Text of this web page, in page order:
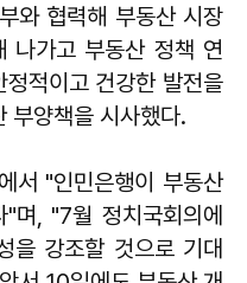
와 협력해 부동산 시장
나가고 부동산 정책 연
적이고 건강한 발전을
부양책을 시사했다.
서 "인민은행이 부동산
며, "7월 정치국회의에
을 강조할 것으로 기대